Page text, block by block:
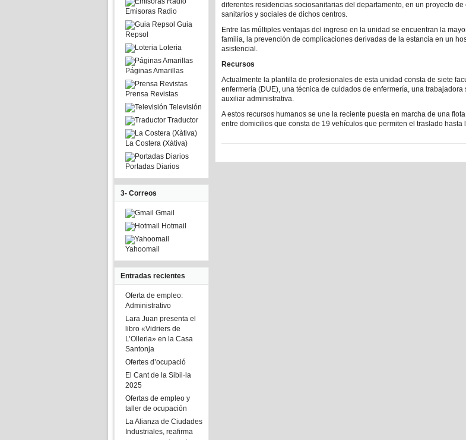
Emisoras Radio
Guia
Repsol
Loteria
Páginas Amarillas
Prensa Revistas
Televisión
Traductor
La Costera (Xàtiva)
Portadas Diarios
3- Correos
Gmail
Hotmail
Yahoomail
Entradas recientes
Oferta de empleo:
Administrativo
Lara Juan presenta el
libro «Vidriers de
L’Olleria» en la Casa
Santonja
Ofertes d’ocupació
El Cant de la Sibil·la
2025
Ofertas de empleo y
taller de ocupación
La Alianza de Ciudades
Industriales, reafirma
diferentes residencias sociosanitarias del departamento, en un proyecto
sanitarios y sociales de dichos centros.
Entre las múltiples ventajas del ingreso en la unidad se encuentran la
familia, la prevención de complicaciones derivadas de la estancia en un
asistencial.
Recursos
Actualmente la plantilla de profesionales de esta unidad consta de siete
enfermería (DUE), una técnica de cuidados de enfermería, una
auxiliar administrativa.
A estos recursos humanos se une la reciente puesta en marcha de una
entre domicilios que consta de 19 vehículos que permiten el traslado